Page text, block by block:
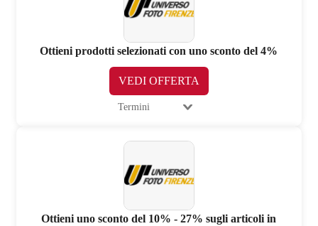
Ottieni prodotti selezionati con uno sconto del 4%
VEDI OFFERTA
Termini
Ottieni uno sconto del 10% - 27% sugli articoli in